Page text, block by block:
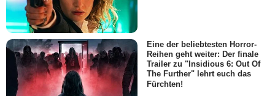
Eine der beliebtesten Horror-
Reihen geht weiter: Der finale
Trailer zu "Insidious 6: Out Of
The Further" lehrt euch das
Fürchten!